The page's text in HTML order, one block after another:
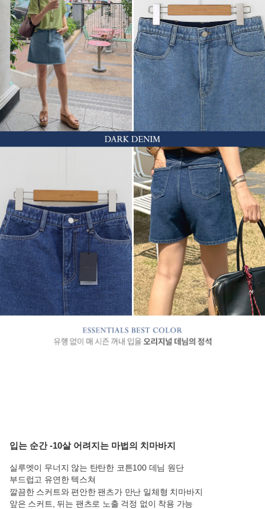
입는 순간 -10살 어려지는 마법의 치마바지
실루엣이 무너지 않는 탄탄한 코튼100 데님 원단
부드럽고 유연한 텍스쳐
깔끔한 스커트와 편안한 팬츠가 만난 일체형 치마바지
앞은 스커트, 뒤는 팬츠로 노출 걱정 없이 착용 가능